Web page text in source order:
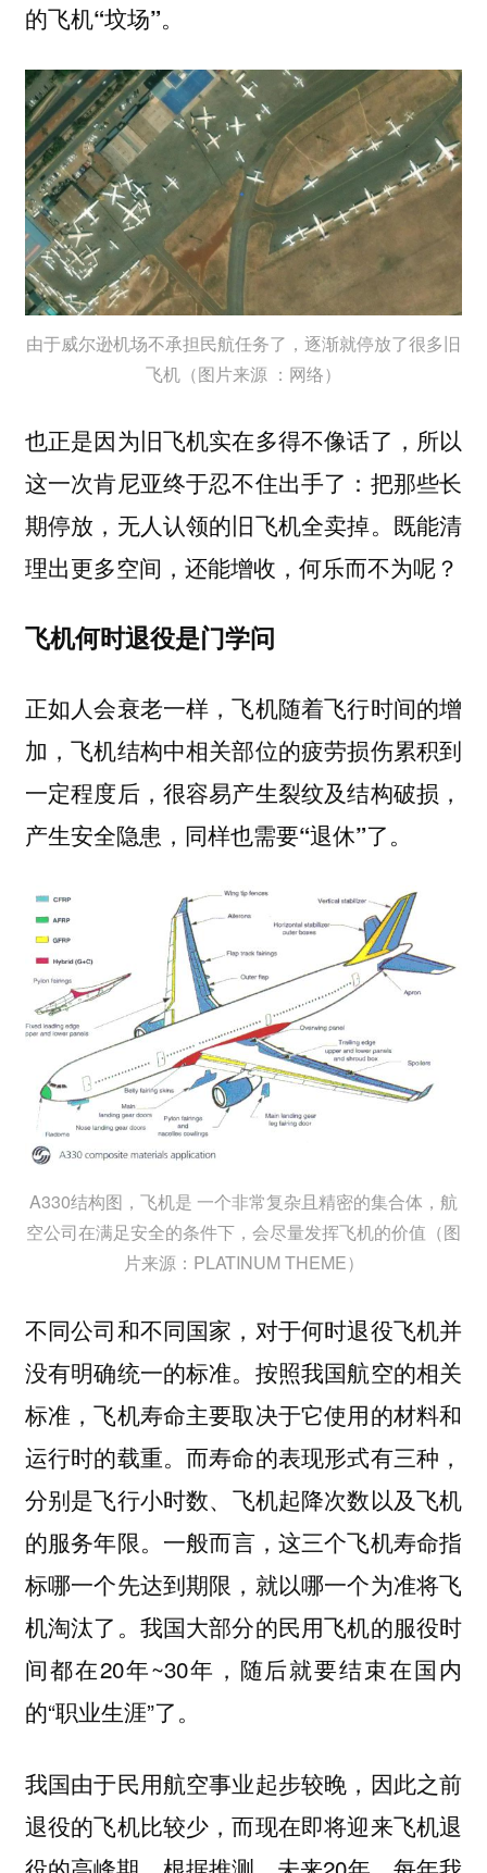
的飞机“坟场”。
由于威尔逊机场不承担民航任务了，逐渐就停放了很多旧
飞机（图片来源 ：网络）
也正是因为旧飞机实在多得不像话了，所以
这一次肯尼亚终于忍不住出手了：把那些长
期停放，无人认领的旧飞机全卖掉。既能清
理出更多空间，还能增收，何乐而不为呢？
飞机何时退役是门学问
正如人会衰老一样，飞机随着飞行时间的增
加，飞机结构中相关部位的疲劳损伤累积到
一定程度后，很容易产生裂纹及结构破损，
产生安全隐患，同样也需要“退休”了。
A330结构图，飞机是 一个非常复杂且精密的集合体，航
空公司在满足安全的条件下，会尽量发挥飞机的价值（图
片来源：PLATINUM THEME）
不同公司和不同国家，对于何时退役飞机并
没有明确统一的标准。按照我国航空的相关
标准，飞机寿命主要取决于它使用的材料和
运行时的载重。而寿命的表现形式有三种，
分别是飞行小时数、飞机起降次数以及飞机
的服务年限。 一般而言，这三个飞机寿命指
标哪一个先达到期限，就以哪一个为准将飞
机淘汰了。我国大部分的民用飞机的服役时
间都在20年~30年，随后就要结束在国内
的“职业生涯”了。
我国由于民用航空事业起步较晚，因此之前
退役的飞机比较少，而现在即将迎来飞机退